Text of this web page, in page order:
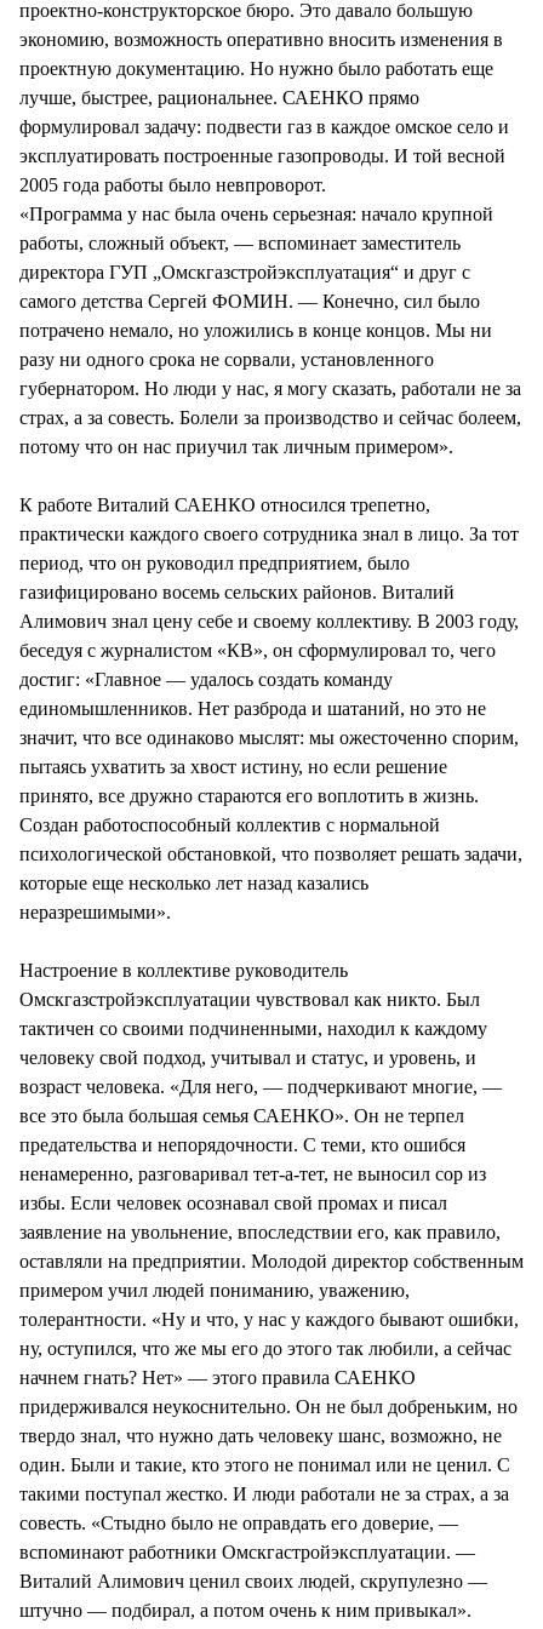
проектно-конструкторское бюро. Это давало большую
экономию, возможность оперативно вносить изменения в
проектную документацию. Но нужно было работать еще
лучше, быстрее, рациональнее. САЕНКО прямо
формулировал задачу: подвести газ в каждое омское село и
эксплуатировать построенные газопроводы. И той весной
2005 года работы было невпроворот.
«Программа у нас была очень серьезная: начало крупной
работы, сложный объект, — вспоминает заместитель
директора ГУП „Омскгазстройэксплуатация“ и друг с
самого детства Сергей ФОМИН. — Конечно, сил было
потрачено немало, но уложились в конце концов. Мы ни
разу ни одного срока не сорвали, установленного
губернатором. Но люди у нас, я могу сказать, работали не за
страх, а за совесть. Болели за производство и сейчас болеем,
потому что он нас приучил так личным примером».
К работе Виталий САЕНКО относился трепетно,
практически каждого своего сотрудника знал в лицо. За тот
период, что он руководил предприятием, было
газифицировано восемь сельских районов. Виталий
Алимович знал цену себе и своему коллективу. В 2003 году,
беседуя с журналистом «КВ», он сформулировал то, чего
достиг: «Главное — удалось создать команду
единомышленников. Нет разброда и шатаний, но это не
значит, что все одинаково мыслят: мы ожесточенно спорим,
пытаясь ухватить за хвост истину, но если решение
принято, все дружно стараются его воплотить в жизнь.
Создан работоспособный коллектив с нормальной
психологической обстановкой, что позволяет решать задачи,
которые еще несколько лет назад казались
неразрешимыми».
Настроение в коллективе руководитель
Омскгазстройэксплуатации чувствовал как никто. Был
тактичен со своими подчиненными, находил к каждому
человеку свой подход, учитывал и статус, и уровень, и
возраст человека. «Для него, — подчеркивают многие, —
все это была большая семья САЕНКО». Он не терпел
предательства и непорядочности. С теми, кто ошибся
ненамеренно, разговаривал тет-а-тет, не выносил сор из
избы. Если человек осознавал свой промах и писал
заявление на увольнение, впоследствии его, как правило,
оставляли на предприятии. Молодой директор собственным
примером учил людей пониманию, уважению,
толерантности. «Ну и что, у нас у каждого бывают ошибки,
ну, оступился, что же мы его до этого так любили, а сейчас
начнем гнать? Нет» — этого правила САЕНКО
придерживался неукоснительно. Он не был добреньким, но
твердо знал, что нужно дать человеку шанс, возможно, не
один. Были и такие, кто этого не понимал или не ценил. С
такими поступал жестко. И люди работали не за страх, а за
совесть. «Стыдно было не оправдать его доверие, —
вспоминают работники Омскгастройэксплуатации. —
Виталий Алимович ценил своих людей, скрупулезно —
штучно — подбирал, а потом очень к ним привыкал».